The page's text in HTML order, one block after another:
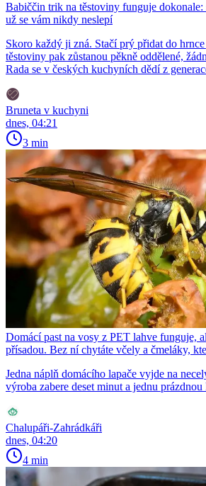
Babiččin trik na těstoviny funguje dokonale:
už se vám nikdy neslepí
Skoro každý ji zná. Stačí prý přidat do
těstoviny pak zůstanou pěkně oddělené,
Rada se v českých kuchyních dědí z
Bruneta v kuchyni
dnes, 04:21
3 min
Domácí past na vosy z PET lahve funguje,
přísadou. Bez ní chytáte včely a čmeláky,
Jedna náplň domácího lapače vyjde na
výroba zabere deset minut a jednu prázdnou
Chalupáři-Zahrádkáři
dnes, 04:20
4 min